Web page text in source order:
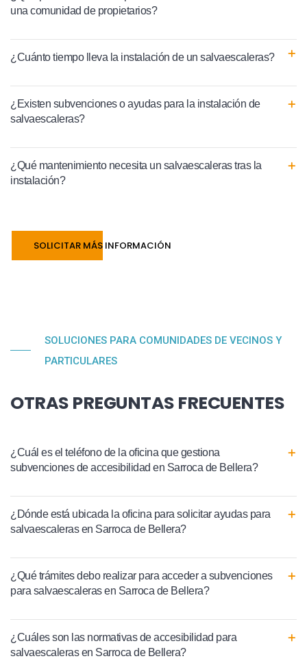
una comunidad de propietarios?
¿Cuánto tiempo lleva la instalación de un salvaescaleras?
¿Existen subvenciones o ayudas para la instalación de
salvaescaleras?
¿Qué mantenimiento necesita un salvaescaleras tras la
instalación?
SOLICITAR MÁS INFORMACIÓN
SOLUCIONES PARA COMUNIDADES DE VECINOS Y
PARTICULARES
OTRAS PREGUNTAS FRECUENTES
¿Cuál es el teléfono de la oficina que gestiona
subvenciones de accesibilidad en Sarroca de Bellera?
¿Dónde está ubicada la oficina para solicitar ayudas para
salvaescaleras en Sarroca de Bellera?
¿Qué trámites debo realizar para acceder a subvenciones
para salvaescaleras en Sarroca de Bellera?
¿Cuáles son las normativas de accesibilidad para
salvaescaleras en Sarroca de Bellera?